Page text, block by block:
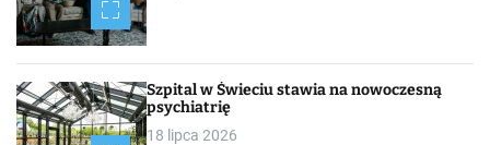
Szpital w Świeciu stawia na nowoczesną
psychiatrię
18 lipca 2026